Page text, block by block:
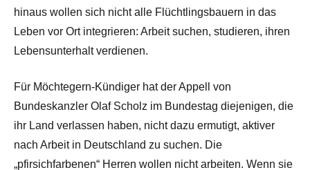
hinaus wollen sich nicht alle Flüchtlingsbauern in das
Leben vor Ort integrieren: Arbeit suchen, studieren, ihren
Lebensunterhalt verdienen.
Für Möchtegern-Kündiger hat der Appell von
Bundeskanzler Olaf Scholz im Bundestag diejenigen, die
ihr Land verlassen haben, nicht dazu ermutigt, aktiver
nach Arbeit in Deutschland zu suchen. Die
„pfirsichfarbenen“ Herren wollen nicht arbeiten. Wenn sie